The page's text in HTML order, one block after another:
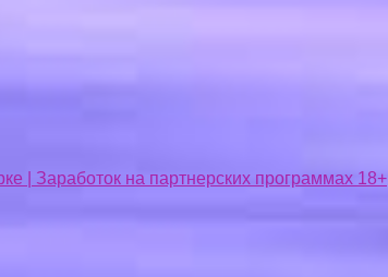
| Заработок на партнерских программах 18+